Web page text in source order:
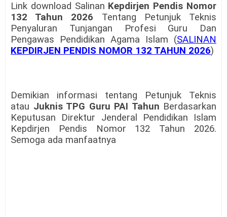
Link download Salinan Kepdirjen Pendis Nomor
132 Tahun 2026 Tentang Petunjuk Teknis
Penyaluran Tunjangan Profesi Guru Dan
Pengawas Pendidikan Agama Islam (SALINAN
KEPDIRJEN PENDIS NOMOR 132 TAHUN 2026)
Demikian informasi tentang Petunjuk Teknis
atau Juknis TPG Guru PAI Tahun Berdasarkan
Keputusan Direktur Jenderal Pendidikan Islam
Kepdirjen Pendis Nomor 132 Tahun 2026.
Semoga ada manfaatnya